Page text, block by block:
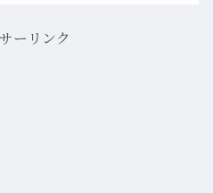
ーリンク